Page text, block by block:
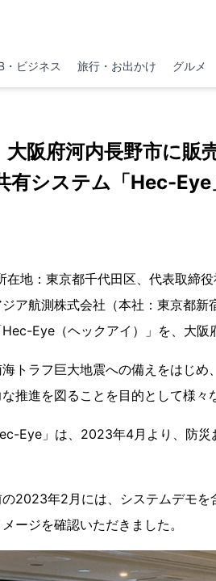
・ビジネス 旅行・お出かけ グルメ
阪府河内長野市に販
有システム「Hec-Eye
地：東京都千代田区、代表取締
ア航測株式会社（本社：東京都
Eye（ヘックアイ）」を、大阪
トラフ巨大地震への備えをはじめ
推進を図ることを目的として様々
Eye」は、2023年4月より、防災
2023年2月には、システムデモを
ージを確認いただきました。